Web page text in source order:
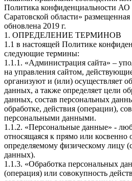
Политика конфиденциальности АО
Саратовской области»
обновлена 2019 г.
1. ОПРЕДЕЛЕНИЕ ТЕРМИНОВ
1.1 в настоящей Политике
следующие термины:
1.1.1. «Администрация сайта» –
на управления сайтом,
организуют и (или) осуществляет
данных, а также определяет цели
данных, состав персональных
обработке, действия (операции),
персональными данными.
1.1.2. «Персональные данные» -
относящаяся к прямо или косвенно
определяемому физическому лицу
данных).
1.1.3. «Обработка персональных
(операция) или совокупность